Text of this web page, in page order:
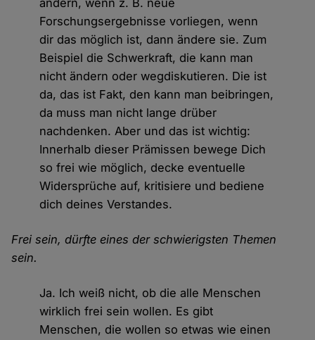
ändern, wenn z. B. neue
Forschungsergebnisse vorliegen, wenn
dir das möglich ist, dann ändere sie. Zum
Beispiel die Schwerkraft, die kann man
nicht ändern oder wegdiskutieren. Die ist
da, das ist Fakt, den kann man beibringen,
da muss man nicht lange drüber
nachdenken. Aber und das ist wichtig:
Innerhalb dieser Prämissen bewege Dich
so frei wie möglich, decke eventuelle
Widersprüche auf, kritisiere und bediene
dich deines Verstandes.
Frei sein, dürfte eines der schwierigsten Themen
sein.
Ja. Ich weiß nicht, ob die alle Menschen
wirklich frei sein wollen. Es gibt
Menschen, die wollen so etwas wie einen